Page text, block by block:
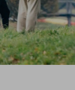
Sociālie tīkli: